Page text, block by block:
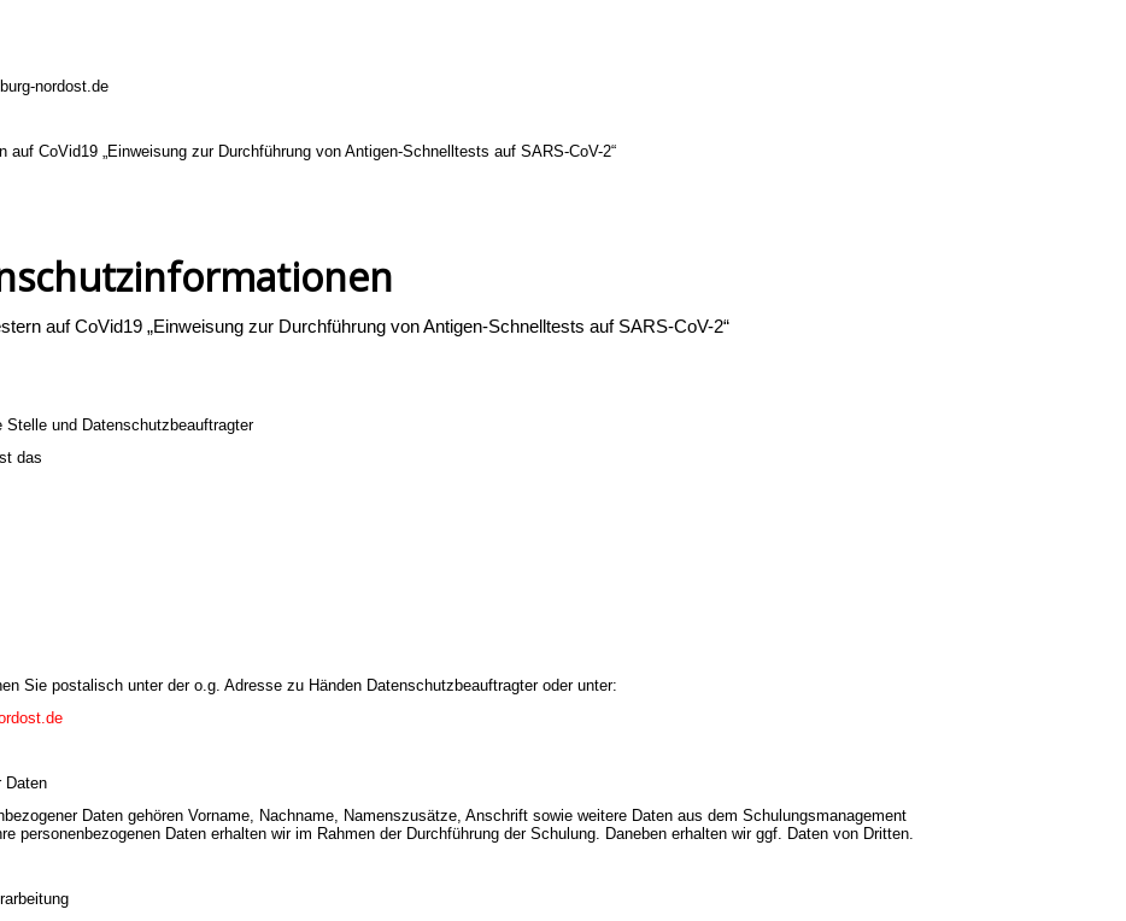
nordost.de
CoVid19 „Einweisung zur Durchführung von Antigen-Schnelltests auf SARS-CoV-2“
auf CoVid19 „Einweisung zur Durchführung von Antigen-Schnelltests auf SARS-CoV-2“
Stelle und Datenschutzbeauftragter
das
Sie postalisch unter der o.g. Adresse zu Händen Datenschutzbeauftragter oder unter:
Daten
Daten gehören Vorname, Nachname, Namenszusätze, Anschrift sowie weitere Daten aus dem Schulungsmanagement
personenbezogenen Daten erhalten wir im Rahmen der Durchführung der Schulung. Daneben erhalten wir ggf. Daten von Dritten.